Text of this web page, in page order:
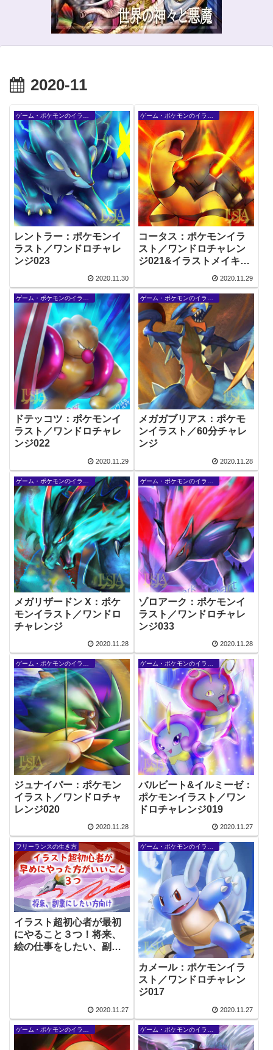
2020-11
レントラー：ポケモンイ
ラスト／ワンドロチャレ
ンジ023
2020.11.30
コータス：ポケモンイラ
スト／ワンドロチャレン
ジ021&イラストメイキン
2020.11.29
ドテッコツ：ポケモンイ
ラスト／ワンドロチャレ
ンジ022
2020.11.29
メガガブリアス：ポケモ
ンイラスト／60分チャレ
ンジ
2020.11.28
メガリザードン X：ポケ
モンイラスト／ワンドロ
チャレンジ
2020.11.28
ゾロアーク：ポケモンイ
ラスト／ワンドロチャレ
ンジ033
2020.11.28
ゲーム・ポケモンのイラスト
ジュナイパー：ポケモン
イラスト／ワンドロチャ
レンジ020
2020.11.28
ゲーム・ポケモンのイラスト
バルビート&イルミーゼ：
ポケモンイラスト／ワン
ドロチャレンジ019
2020.11.27
フリーランスの生き方
イラスト超初心者が最初
にやること３つ！将来、
絵の仕事をしたい、副業
2020.11.27
カメール：ポケモンイラ
スト／ワンドロチャレン
ジ017
2020.11.27